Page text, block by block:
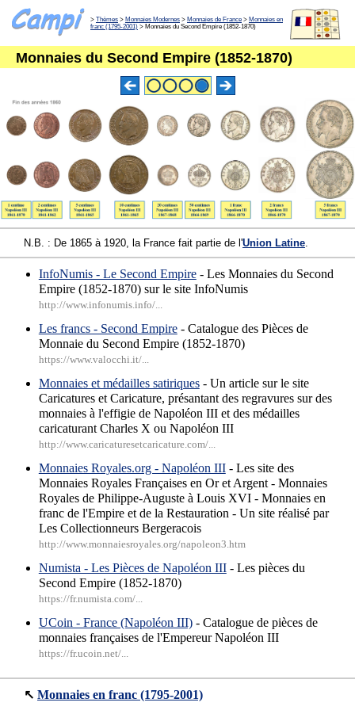
> Thèmes > Monnaies Modernes > Monnaies de France > Monnaies en
franc (1795-2001) > Monnaies du Second Empire (1852-1870)
Monnaies du Second Empire (1852-1870)
N.B. : De 1865 à 1920, la France fait partie de l'Union Latine
InfoNumis - Le Second Empire- Les Monnaies du Second
Empire (1852-1870) sur le site InfoNumis
http://www.infonumis.info/...
Les francs - Second Empire- Catalogue des Pièces de
Monnaie du Second Empire (1852-1870)
https://www.valocchi.it/...
Monnaies et médailles satiriques- Un article sur le site
Caricatures et Caricature, présantant des regravures sur des
monnaies à l'effigie de Napoléon III et des médailles
caricaturant Charles X ou Napoléon III
http://www.caricaturesetcaricature.com/...
Monnaies Royales.org - Napoléon III- Les site des
Monnaies Royales Françaises en Or et Argent - Monnaies
Royales de Philippe-Auguste à Louis XVI - Monnaies en
franc de l'Empire et de la Restauration - Un site réalisé par
Les Collectionneurs Bergeracois
http://www.monnaiesroyales.org/napoleon3.htm
Numista - Les Pièces de Napoléon III- Les pièces du
Second Empire (1852-1870)
https://fr.numista.com/...
UCoin - France (Napoléon III)- Catalogue de pièces de
monnaies françaises de l'Empereur Napoléon III
https://fr.ucoin.net/...
↖ Monnaies en franc (1795-2001)